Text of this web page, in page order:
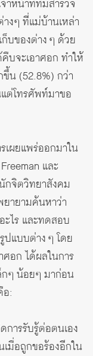
าหน้าที่ทีมสำรวจ
งๆ ที่แม่บ้านเหล่า
บของต่าง ๆ ด้วย
บจะเอาศอก ทำให้
น (52.8%) กว่า
ต่โทรศัพท์มาขอ
เผยแพร่ออกมาใน
และ
กจิตวิทยาสังคม
ายามค้นหาว่า
ะไร และทดสอบ
ปแบบต่าง ๆ โดย
อก ได้ผลในการ
ๆ น้อยๆ มาก่อน
อ:
ารรับรู้ต่อตนเอง
มื่อถูกขอร้องอีกใน